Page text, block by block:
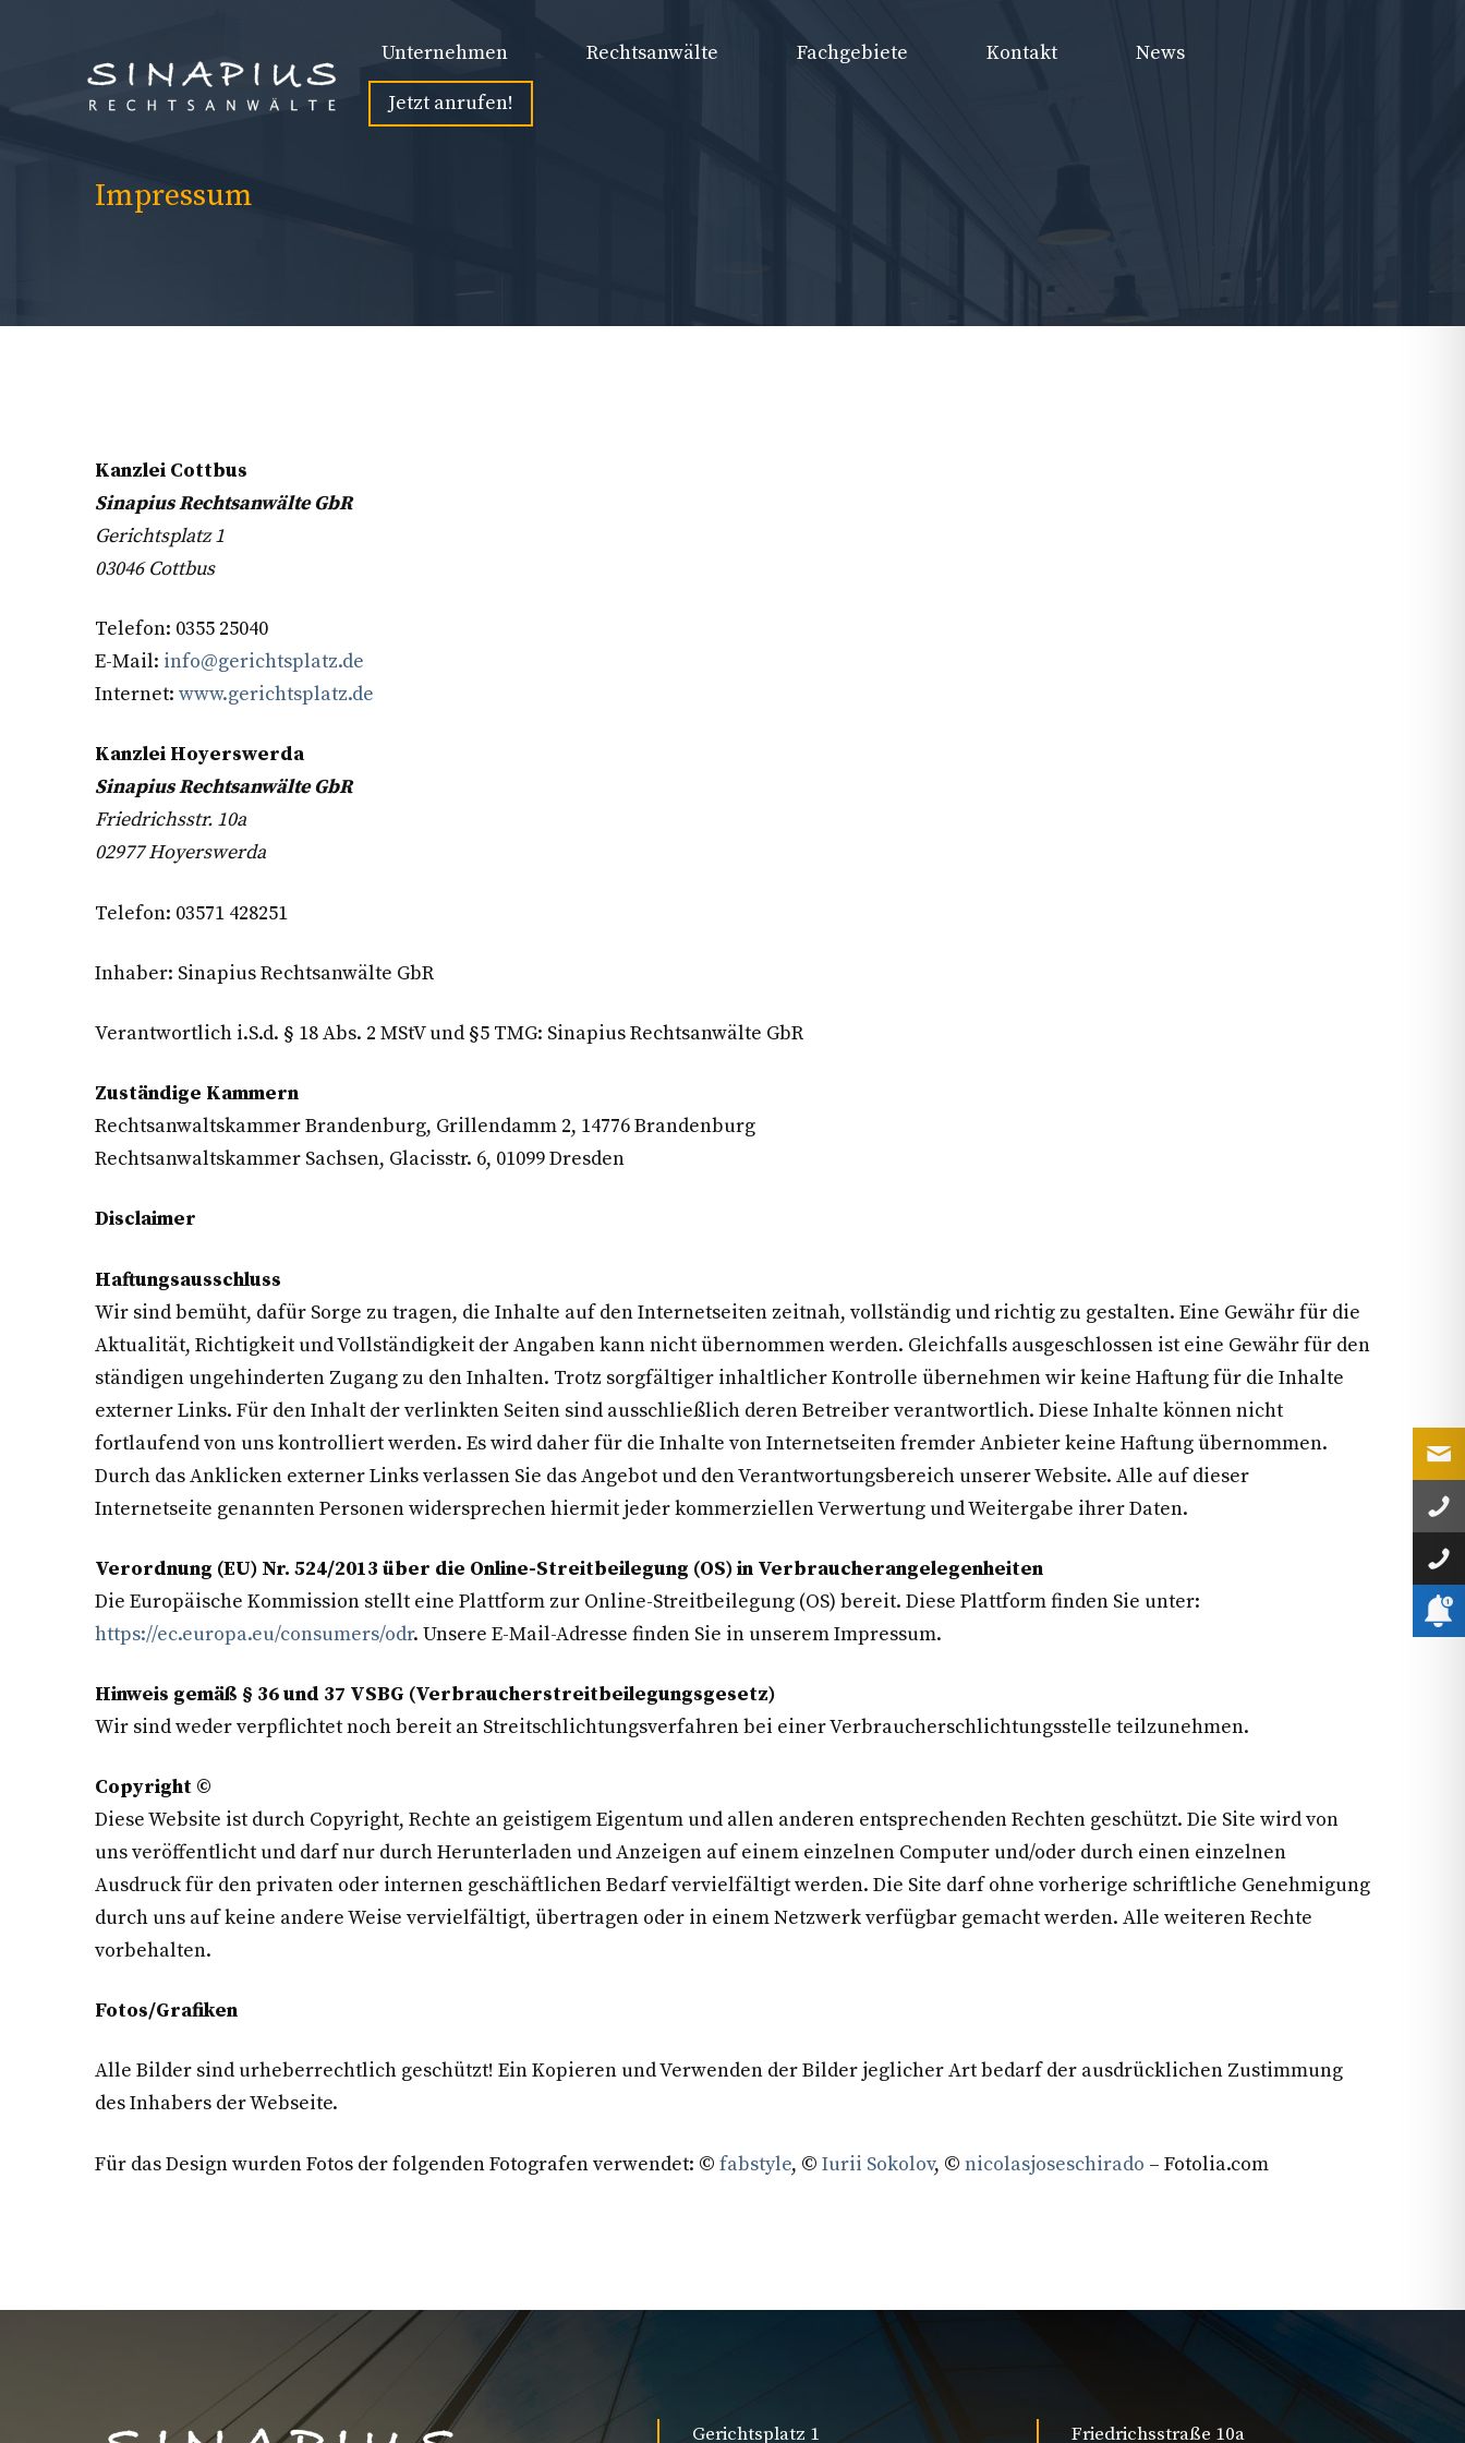
Unternehmen Rechtsanwälte Fachgebiete Kontakt
News
Jetzt anrufen!
Impressum
Kanzlei Cottbus
Sinapius Rechtsanwälte GbR
Gerichtsplatz 1
03046 Cottbus
Telefon: 0355 25040
E-Mail: info@gerichtsplatz.de
Internet: www.gerichtsplatz.de
Kanzlei Hoyerswerda
Sinapius Rechtsanwälte GbR
Friedrichsstr. 10a
02977 Hoyerswerda
Telefon: 03571 428251
Inhaber: Sinapius Rechtsanwälte GbR
Verantwortlich i.S.d. § 18 Abs. 2 MStV und §5 TMG: Sinapius Rechtsanwälte GbR
Zuständige Kammern
Rechtsanwaltskammer Brandenburg, Grillendamm 2, 14776 Brandenburg
Rechtsanwaltskammer Sachsen, Glacisstr. 6, 01099 Dresden
Disclaimer
Haftungsausschluss
Wir sind bemüht, dafür Sorge zu tragen, die Inhalte auf den Internetseiten zeitnah, vollständig und richtig zu gestalten. Eine Gewähr für die
Aktualität, Richtigkeit und Vollständigkeit der Angaben kann nicht übernommen werden. Gleichfalls ausgeschlossen ist eine Gewähr für den
ständigen ungehinderten Zugang zu den Inhalten. Trotz sorgfältiger inhaltlicher Kontrolle übernehmen wir keine Haftung für die Inhalte
externer Links. Für den Inhalt der verlinkten Seiten sind ausschließlich deren Betreiber verantwortlich. Diese Inhalte können nicht
fortlaufend von uns kontrolliert werden. Es wird daher für die Inhalte von Internetseiten fremder Anbieter keine Haftung übernommen.
Durch das Anklicken externer Links verlassen Sie das Angebot und den Verantwortungsbereich unserer Website. Alle auf dieser
Internetseite genannten Personen widersprechen hiermit jeder kommerziellen Verwertung und Weitergabe ihrer Daten.
Verordnung (EU) Nr. 524/2013 über die Online-Streitbeilegung (OS) in Verbraucherangelegenheiten
Die Europäische Kommission stellt eine Plattform zur Online-Streitbeilegung (OS) bereit. Diese Plattform finden Sie unter:
https://ec.europa.eu/consumers/odr. Unsere E-Mail-Adresse finden Sie in unserem Impressum.
Hinweis gemäß § 36 und 37 VSBG (Verbraucherstreitbeilegungsgesetz)
Wir sind weder verpflichtet noch bereit an Streitschlichtungsverfahren bei einer Verbraucherschlichtungsstelle teilzunehmen.
Copyright ©
Diese Website ist durch Copyright, Rechte an geistigem Eigentum und allen anderen entsprechenden Rechten geschützt. Die Site wird von
uns veröffentlicht und darf nur durch Herunterladen und Anzeigen auf einem einzelnen Computer und/oder durch einen einzelnen
Ausdruck für den privaten oder internen geschäftlichen Bedarf vervielfältigt werden. Die Site darf ohne vorherige schriftliche Genehmigung
durch uns auf keine andere Weise vervielfältigt, übertragen oder in einem Netzwerk verfügbar gemacht werden. Alle weiteren Rechte
vorbehalten.
Fotos/Grafiken
Alle Bilder sind urheberrechtlich geschützt! Ein Kopieren und Verwenden der Bilder jeglicher Art bedarf der ausdrücklichen Zustimmung
des Inhabers der Webseite.
Für das Design wurden Fotos der folgenden Fotografen verwendet: © fabstyle, © Iurii Sokolov, © nicolasjoseschirado – Fotolia.com
Gerichtsplatz 1 Friedrichsstraße 10a